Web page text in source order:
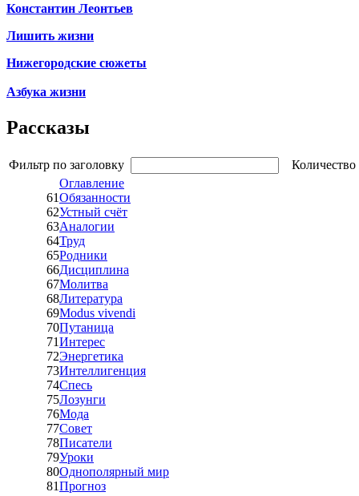
Константин Леонтьев
Лишить жизни
Нижегородские сюжеты
Азбука жизни
Рассказы
Фильтр по заголовку
Количество
Оглавление
61Обязанности
62Устный счёт
63Аналогии
64Труд
65Родники
66Дисциплина
67Молитва
68Литература
69Modus vivendi
70Путаница
71Интерес
72Энергетика
73Интеллигенция
74Спесь
75Лозунги
76Мода
77Совет
78Писатели
79Уроки
80Однополярный мир
81Прогноз